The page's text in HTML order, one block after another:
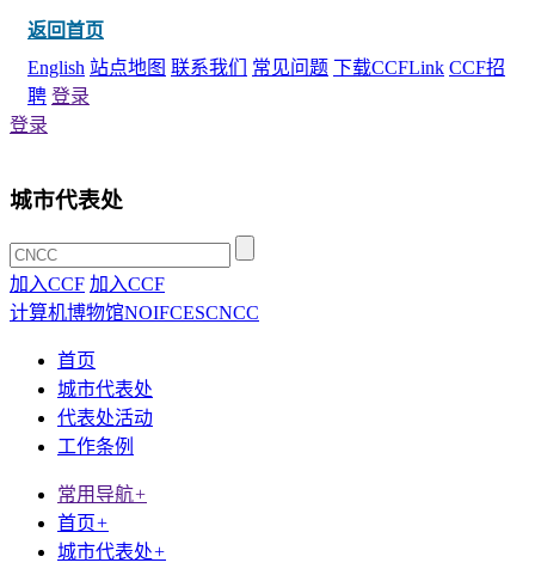
返回首页
English 站点地图 联系我们 常见问题 下载CCFLink CCF招
聘 登录
登录
城市代表处
加入CCF 加入CCF
计算机博物馆NOIFCESCNCC
首页
城市代表处
代表处活动
工作条例
常用导航+
首页+
城市代表处+